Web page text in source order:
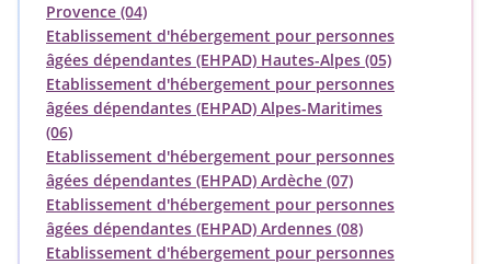
Provence (04)
Etablissement d'hébergement pour personnes
âgées dépendantes (EHPAD) Hautes-Alpes (05)
Etablissement d'hébergement pour personnes
âgées dépendantes (EHPAD) Alpes-Maritimes
(06)
Etablissement d'hébergement pour personnes
âgées dépendantes (EHPAD) Ardèche (07)
Etablissement d'hébergement pour personnes
âgées dépendantes (EHPAD) Ardennes (08)
Etablissement d'hébergement pour personnes